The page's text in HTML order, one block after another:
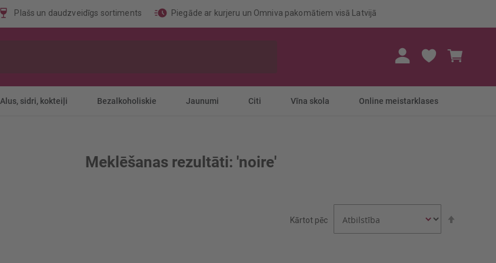
Plašs un daudzveidīgs sortiments Piegāde ar kurjeru un Omniva pakomātiem visā Latvijā
Alus, sidri, kokteiļi Bezalkoholiskie Jaunumi Citi Vīna skola Online meistarklases
Meklēšanas rezultāti: 'noire'
Kārtot pēc